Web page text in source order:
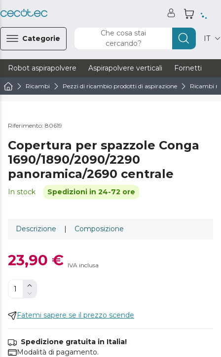
Categorie
Che cosa stai
cercando?
IT
Robot aspirapolvere Aspirapolvere verticali Fornetti
Ricambi Pezzi di ricambio prodotti di aspirazione Ricambi
Riferimento: 80619
Copertura per spazzole Conga
1690/1890/2090/2290
panoramica/2690 centrale
In stock Spedizioni in 24-72 ore
Descrizione | Composizione
23,90 € IVA inclusa
Fatemi sapere se il prezzo scende
Spedizione gratuita in Italia!
Modalità di pagamento.